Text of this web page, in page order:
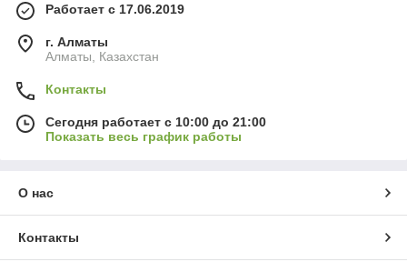
Работает с 17.06.2019
г. Алматы
Алматы, Казахстан
Контакты
Сегодня работает с 10:00 до 21:00
Показать весь график работы
О нас
Контакты